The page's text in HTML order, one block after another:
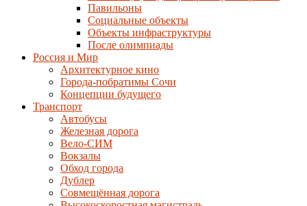
Павильоны
Социальные объекты
Объекты инфраструктуры
После олимпиады
Россия и Мир
Архитектурное кино
Города-побратимы Сочи
Концепции будущего
Транспорт
Автобусы
Железная дорога
Вело-СИМ
Вокзалы
Обход города
Дублер
Совмещённая дорога